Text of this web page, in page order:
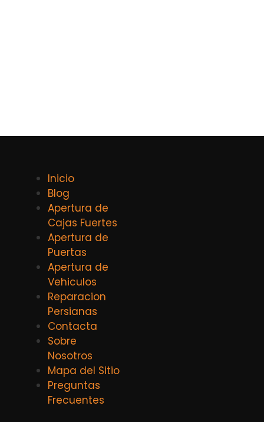
Inicio
Blog
Apertura de
Cajas Fuertes
Apertura de
Puertas
Apertura de
Vehiculos
Reparacion
Persianas
Contacta
Sobre
Nosotros
Mapa del Sitio
Preguntas
Frecuentes